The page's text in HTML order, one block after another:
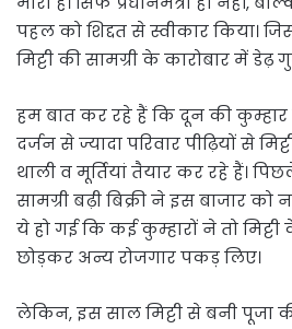
पहल को शिद्दत से स्वीकार किया।
मिट्टी की सामग्री के कारोबार में डेढ़
हम बात कर रहे हैं कि दून की कुम्हार
दर्जन से ज्यादा परिवार पीढ़ि‍यों से
थाली व मूर्तियां तैयार कर रहे हैं।
सामग्री बढ़ी बिक्री ने इस बाजार को
ये हो गई कि कई कुम्हारों ने तो
छोड़कर अन्य रोजगार पकड़ लिए।
लेकिन, इस साल मिट्टी से बनी पूजा